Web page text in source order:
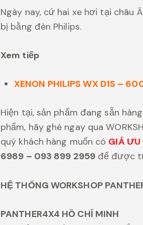
Ngày nay, cứ hai xe hơi tại
bị bằng đèn Philips.
Xem tiếp
XENON PHILIPS WX D1S –
Hiện tại, sản phẩm đang sẵn
phẩm, hãy ghé ngay qua
quý khách hàng muốn có GIÁ
6989 – 093 899 2959để được
HỆ THỐNG WORKSHOP
PANTHER4X4 HỒ CHÍ MINH